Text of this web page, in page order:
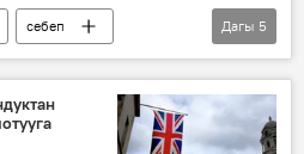
себеп
өндүрүш
Дагы 5